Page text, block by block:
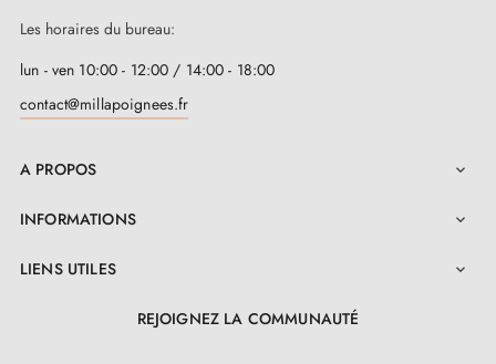
Les horaires du bureau:
lun - ven 10:00 - 12:00 / 14:00 - 18:00
contact@millapoignees.fr
A PROPOS 
INFORMATIONS 
LIENS UTILES 
REJOIGNEZ LA COMMUNAUTÉ